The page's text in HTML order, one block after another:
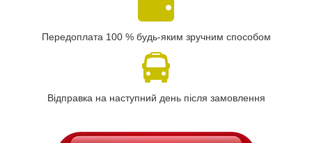
Передоплата 100 % будь-яким зручним способом
Відправка на наступний день після замовлення